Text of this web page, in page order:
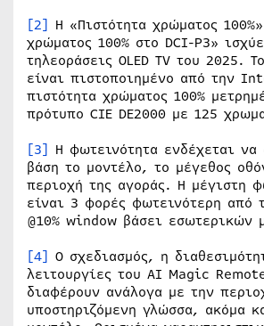
[2] Η «Πιστότητα χρώματος
χρώματος 100% στο DCI-P3»
τηλεοράσεις OLED TV του 2025.
είναι πιστοποιημένο από την
πιστότητα χρώματος 100%
πρότυπο CIE DE2000 με 125
[3] Η φωτεινότητα ενδέχεται να
βάση το μοντέλο, το μέγεθος
περιοχή της αγοράς. Η μέγιστη
είναι 3 φορές φωτεινότερη από
@10% window βάσει εσωτερικών
[4] Ο σχεδιασμός, η
λειτουργίες του AI Magic
διαφέρουν ανάλογα με την
υποστηριζόμενη γλώσσα, ακόμα